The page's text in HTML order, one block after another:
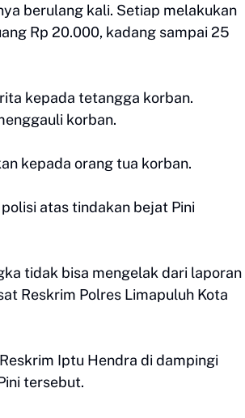
berulang kali. Setiap melakukan
Rp 20.000, kadang sampai 25
kepada tetangga korban.
korban.
kepada orang tua korban.
atas tindakan bejat Pini
tidak bisa mengelak dari laporan
Reskrim Polres Limapuluh Kota
Iptu Hendra di dampingi
tersebut.